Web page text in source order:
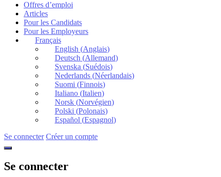
Offres d’emploi
Articles
Pour les Candidats
Pour les Employeurs
Français
English (Anglais)
Deutsch (Allemand)
Svenska (Suédois)
Nederlands(Néerlandais)
Suomi (Finnois)
Italiano(Italien)
Norsk(Norvégien)
Polski (Polonais)
Español (Espagnol)
Se connecter Créer un compte
Se connecter